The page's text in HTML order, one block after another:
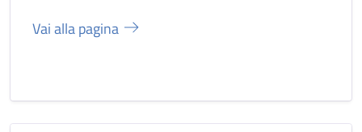
Vai alla pagina